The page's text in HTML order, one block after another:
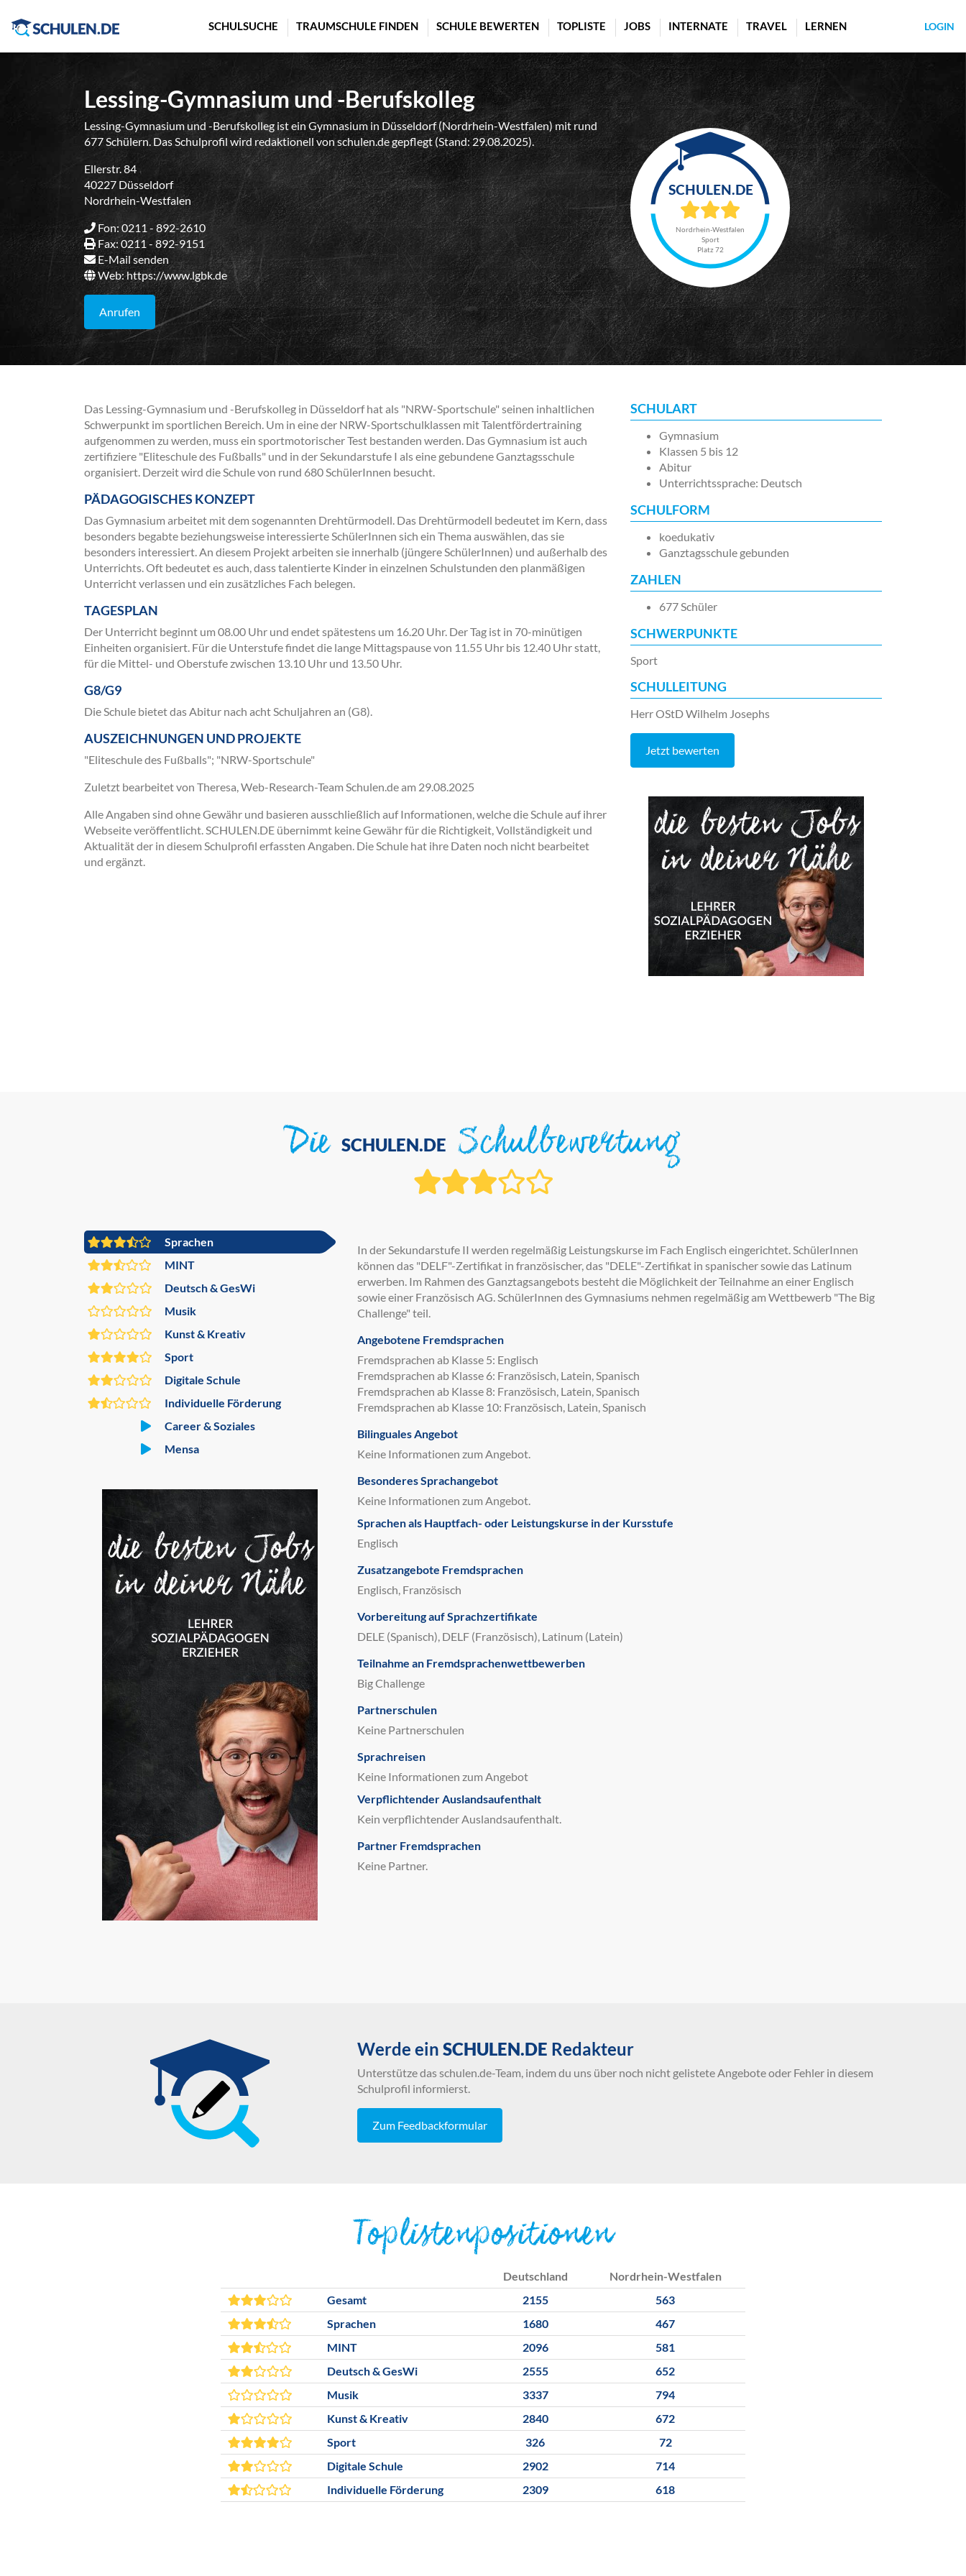
SCHULSUCHE TRAUMSCHULE FINDEN SCHULE BEWERTEN TOPLISTE JOBS INTERNATE TRAVEL LERNEN LOGIN
Lessing-Gymnasium und -Berufskolleg
Lessing-Gymnasium und -Berufskolleg ist ein Gymnasium in Düsseldorf (Nordrhein-Westfalen) mit rund
677 Schülern. Das Schulprofil wird redaktionell von schulen.de gepflegt (Stand: 29.08.2025).
Ellerstr. 84
40227 Düsseldorf
Nordrhein-Westfalen
Fon: 0211 - 892-2610
Fax: 0211 - 892-9151
E-Mail senden
Web:https://www.lgbk.de
Anrufen
Nordrhein-Westfalen
Sport
Platz 72
Das Lessing-Gymnasium und -Berufskolleg in Düsseldorf hat als "NRW-Sportschule" seinen inhaltlichen
Schwerpunkt im sportlichen Bereich. Um in eine der NRW-Sportschulklassen mit Talentfördertraining
aufgenommen zu werden, muss ein sportmotorischer Test bestanden werden. Das Gymnasium ist auch
zertifiziere "Eliteschule des Fußballs" und in der Sekundarstufe I als eine gebundene Ganztagsschule
organisiert. Derzeit wird die Schule von rund 680 SchülerInnen besucht.
PÄDAGOGISCHES KONZEPT
Das Gymnasium arbeitet mit dem sogenannten Drehtürmodell. Das Drehtürmodell bedeutet im Kern, dass
besonders begabte beziehungsweise interessierte SchülerInnen sich ein Thema auswählen, das sie
besonders interessiert. An diesem Projekt arbeiten sie innerhalb (jüngere SchülerInnen) und außerhalb des
Unterrichts. Oft bedeutet es auch, dass talentierte Kinder in einzelnen Schulstunden den planmäßigen
Unterricht verlassen und ein zusätzliches Fach belegen.
TAGESPLAN
Der Unterricht beginnt um 08.00 Uhr und endet spätestens um 16.20 Uhr. Der Tag ist in 70-minütigen
Einheiten organisiert. Für die Unterstufe findet die lange Mittagspause von 11.55 Uhr bis 12.40 Uhr statt,
für die Mittel- und Oberstufe zwischen 13.10 Uhr und 13.50 Uhr.
G8/G9
Die Schule bietet das Abitur nach acht Schuljahren an (G8).
AUSZEICHNUNGEN UND PROJEKTE
"Eliteschule des Fußballs"; "NRW-Sportschule"
Zuletzt bearbeitet von Theresa, Web-Research-Team Schulen.de am 29.08.2025
Alle Angaben sind ohne Gewähr und basieren ausschließlich auf Informationen, welche die Schule auf ihrer
Webseite veröffentlicht. SCHULEN.DE übernimmt keine Gewähr für die Richtigkeit, Vollständigkeit und
Aktualität der in diesem Schulprofil erfassten Angaben. Die Schule hat ihre Daten noch nicht bearbeitet
und ergänzt.
SCHULART
Gymnasium
Klassen 5 bis 12
Abitur
Unterrichtssprache: Deutsch
SCHULFORM
koedukativ
Ganztagsschule gebunden
ZAHLEN
677 Schüler
SCHWERPUNKTE
Sport
SCHULLEITUNG
Herr OStD Wilhelm Josephs
Jetzt bewerten
Die SCHULEN.DE Schulbewertung
Sprachen
MINT
Deutsch & GesWi
Musik
Kunst & Kreativ
Sport
Digitale Schule
Individuelle Förderung
Career & Soziales
Mensa
In der Sekundarstufe II werden regelmäßig Leistungskurse im Fach Englisch eingerichtet. SchülerInnen
können das "DELF"-Zertifikat in französischer, das "DELE"-Zertifikat in spanischer sowie das Latinum
erwerben. Im Rahmen des Ganztagsangebots besteht die Möglichkeit der Teilnahme an einer Englisch
sowie einer Französisch AG. SchülerInnen des Gymnasiums nehmen regelmäßig am Wettbewerb "The Big
Challenge" teil.
Angebotene Fremdsprachen
Fremdsprachen ab Klasse 5: Englisch
Fremdsprachen ab Klasse 6: Französisch, Latein, Spanisch
Fremdsprachen ab Klasse 8: Französisch, Latein, Spanisch
Fremdsprachen ab Klasse 10: Französisch, Latein, Spanisch
Bilinguales Angebot
Keine Informationen zum Angebot.
Besonderes Sprachangebot
Keine Informationen zum Angebot.
Sprachen als Hauptfach- oder Leistungskurse in der Kursstufe
Englisch
Zusatzangebote Fremdsprachen
Englisch, Französisch
Vorbereitung auf Sprachzertifikate
DELE (Spanisch), DELF (Französisch), Latinum (Latein)
Teilnahme an Fremdsprachenwettbewerben
Big Challenge
Partnerschulen
Keine Partnerschulen
Sprachreisen
Keine Informationen zum Angebot
Verpflichtender Auslandsaufenthalt
Kein verpflichtender Auslandsaufenthalt.
Partner Fremdsprachen
Keine Partner.
Werde ein SCHULEN.DE Redakteur
Unterstütze das schulen.de-Team, indem du uns über noch nicht gelistete Angebote oder Fehler in diesem
Schulprofil informierst.
Zum Feedbackformular
Toplistenpositionen
Deutschland
Nordrhein-Westfalen
Gesamt
2155
563
Sprachen
1680
467
MINT
2096
581
Deutsch & GesWi
2555
652
Musik
3337
794
Kunst & Kreativ
2840
672
Sport
326
72
Digitale Schule
2902
714
Individuelle Förderung
2309 618